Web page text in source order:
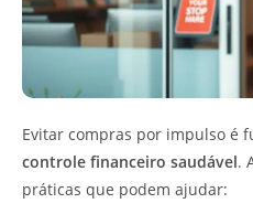
Evitar compras por impulso é
controle financeiro saudável.
práticas que podem ajudar: